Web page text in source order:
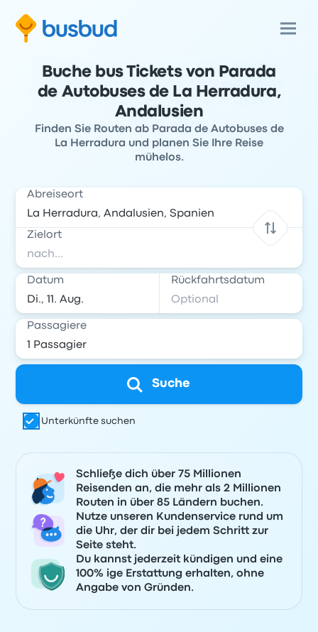
Buche bus Tickets von Parada
de Autobuses de La Herradura,
Andalusien
Finden Sie Routen ab Parada de Autobuses de
La Herradura und planen Sie Ihre Reise
mühelos.
Abreiseort
Zielort
Datum Rückfahrtsdatum
Passagiere
Suche
Unterkünfte suchen
Schließe dich über 75 Millionen
Reisenden an, die mehr als 2 Millionen
Routen in über 85 Ländern buchen.
Nutze unseren Kundenservice rund um
die Uhr, der dir bei jedem Schritt zur
Seite steht.
Du kannst jederzeit kündigen und eine
100% ige Erstattung erhalten, ohne
Angabe von Gründen.